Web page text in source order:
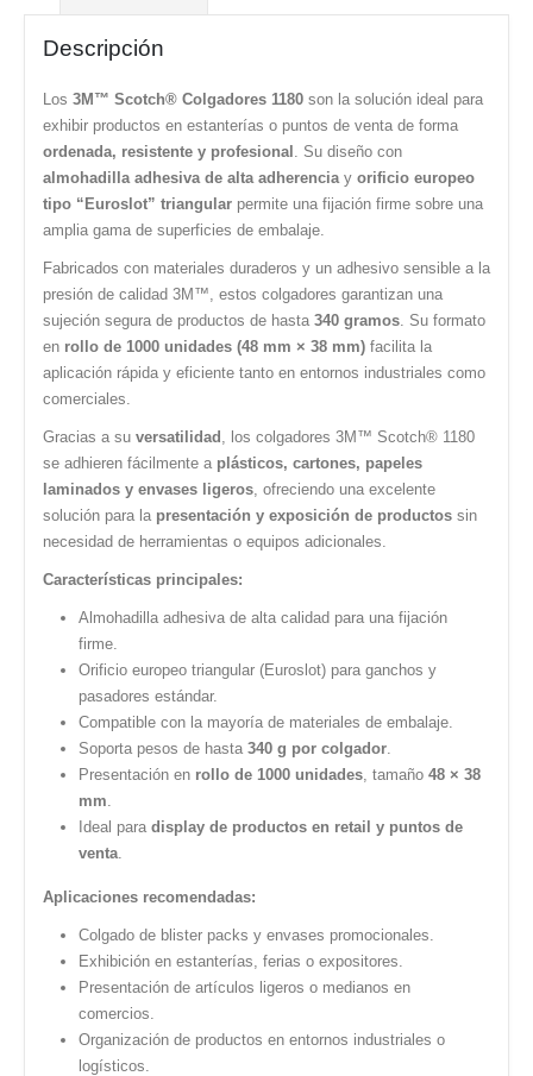
Descripción
Los 3M™ Scotch® Colgadores 1180 son la solución ideal para
exhibir productos en estanterías o puntos de venta de forma
ordenada, resistente y profesional . Su diseño con
almohadilla adhesiva de alta adherenciay orificio europeo
tipo “Euroslot” triangular permite una fijación firme sobre una
amplia gama de superficies de embalaje.
Fabricados con materiales duraderos y un adhesivo sensible a la
presión de calidad 3M™, estos colgadores garantizan una
sujeción segura de productos de hasta 340 gramos. Su formato
en rollo de 1000 unidades (48 mm × 38 mm) facilita la
aplicación rápida y eficiente tanto en entornos industriales como
comerciales.
Gracias a su versatilidad , los colgadores 3M™ Scotch® 1180
se adhieren fácilmente a plásticos, cartones, papeles
laminados y envases ligeros, ofreciendo una excelente
solución para la presentación y exposición de productos sin
necesidad de herramientas o equipos adicionales.
Características principales:
Almohadilla adhesiva de alta calidad para una fijación
firme.
Orificio europeo triangular (Euroslot) para ganchos y
pasadores estándar.
Compatible con la mayoría de materiales de embalaje.
Soporta pesos de hasta 340 g por colgador.
Presentación en rollo de 1000 unidades, tamaño 48 × 38
mm.
Ideal para display de productos en retail y puntos de
venta.
Aplicaciones recomendadas:
Colgado de blister packs y envases promocionales.
Exhibición en estanterías, ferias o expositores.
Presentación de artículos ligeros o medianos en
comercios.
Organización de productos en entornos industriales o
logísticos.